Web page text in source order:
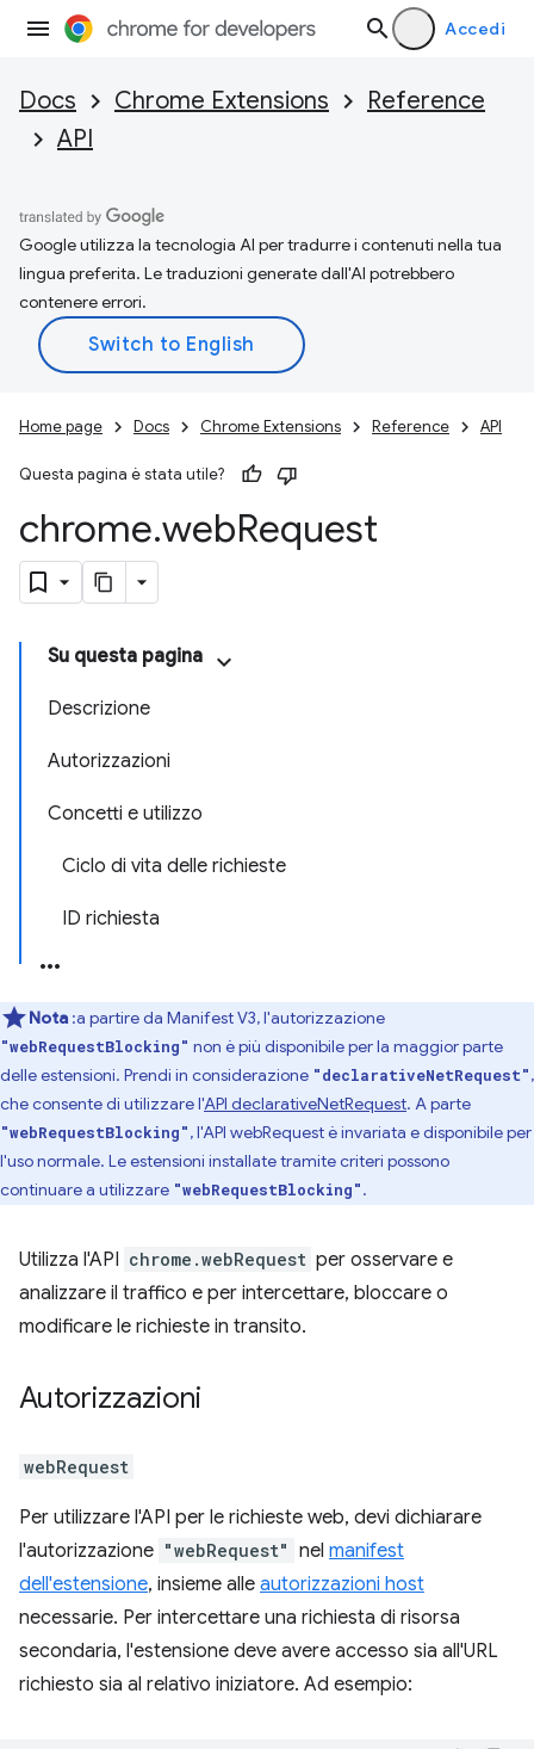
Accedi
Docs Chrome Extensions
Reference
API
Google utilizza la tecnologia AI per tradurre i contenuti nella tua
lingua preferita. Le traduzioni generate dall'AI potrebbero
contenere errori.
Home page Docs Chrome Extensions Reference API
Questa pagina è stata utile?
chrome.webRequest
Su questa pagina
Descrizione
Autorizzazioni
Concetti e utilizzo
Ciclo di vita delle richieste
ID richiesta
Nota :a partire da Manifest V3, l'autorizzazione
"webRequestBlocking" non è più disponibile per la maggior parte
delle estensioni. Prendi in considerazione "declarativeNetRequest",
che consente di utilizzare l'API declarativeNetRequest. A parte
"webRequestBlocking", l'API webRequest è invariata e disponibile per
l'uso normale. Le estensioni installate tramite criteri possono
continuare a utilizzare "webRequestBlocking".
Utilizza l'API chrome.webRequest per osservare e
analizzare il traffico e per intercettare, bloccare o
modificare le richieste in transito.
Autorizzazioni
webRequest
Per utilizzare l'API per le richieste web, devi dichiarare
l'autorizzazione "webRequest" nel manifest
dell'estensione, insieme alle autorizzazioni host
necessarie. Per intercettare una richiesta di risorsa
secondaria, l'estensione deve avere accesso sia all'URL
richiesto sia al relativo iniziatore. Ad esempio: